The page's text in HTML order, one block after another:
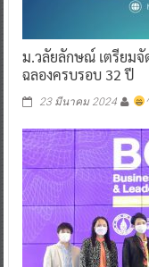
ม.วลัยลักษณ์ เตรียมจั
ฉลองครบรอบ 32 ปี
23 มีนาคม 2024